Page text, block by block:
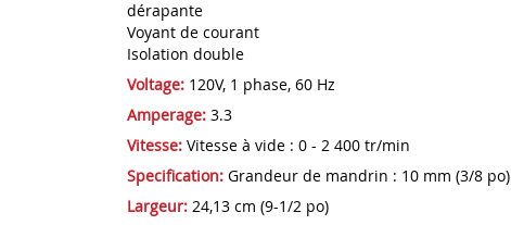
dérapante
Voyant de courant
Isolation double
Voltage: 120V, 1 phase, 60 Hz
Amperage: 3.3
Vitesse: Vitesse à vide : 0 - 2 400 tr/min
Specification: Grandeur de mandrin : 10 mm (3/8 po)
Largeur: 24,13 cm (9-1/2 po)